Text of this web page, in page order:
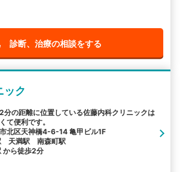
診断、治療の相談をする
ック
分の距離に位置している佐藤内科クリニックは
て便利です。
北区天神橋4-6-14 亀甲ビル1F
天満駅 南森町駅
から徒歩2分